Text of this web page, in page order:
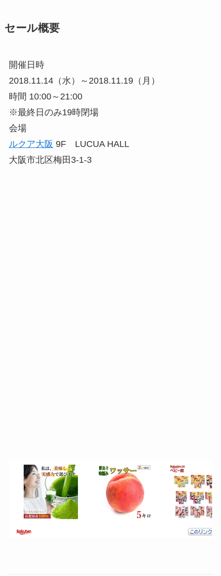
セール概要
開催日時
2018.11.14（水）～2018.11.19（月）
時間 10:00～21:00
※最終日のみ19時閉場
会場
ルクア大阪 9F LUCUA HALL
大阪市北区梅田3-1-3